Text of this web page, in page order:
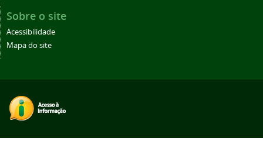
Sobre o site
Acessibilidade
Mapa do site